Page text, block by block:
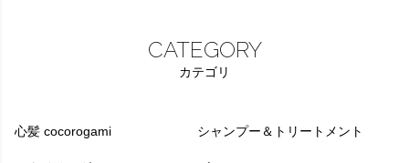
CATEGORY
カテゴリ
心髪 cocorogami シャンプー＆トリートメント